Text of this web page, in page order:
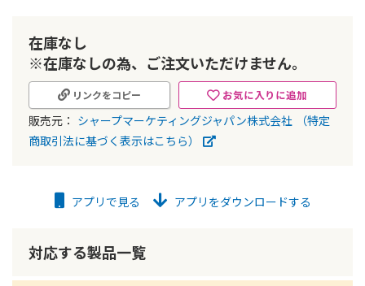
在庫なし
※在庫なしの為、ご注文いただけません。
お気に入りに追加
リンクをコピー
販売元： シャープマーケティングジャパン株式会社
（特定
商取引法に基づく表示はこちら）
動
アプリで見る アプリをダウンロードする
対応する製品一覧